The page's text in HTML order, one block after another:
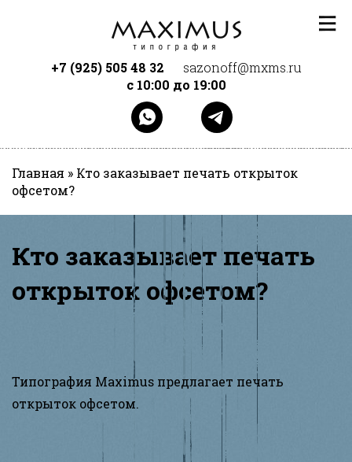
+7 (925) 505 48 32
sazonoff@mxms.ru
с 10:00 до 19:00
Главная » Кто заказывает печать открыток
офсетом?
Кто заказывает печать
открыток офсетом?
Типография Maximus предлагает печать
открыток офсетом.